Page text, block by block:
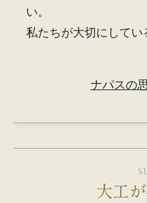
い。
私たちが大切にしてい
ナパスの
大工